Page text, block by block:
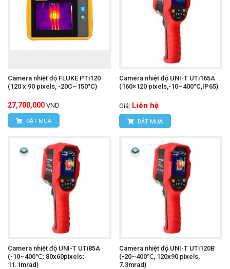
Camera nhiệt độ FLUKE PTi120
(120 x 90 pixels, -20C~150°C)
27,700,000 VND
ĐẶT MUA
Camera nhiệt độ UNI-T UTi165A
(160×120 pixels,-10~400°C,IP65)
Giá: Liên hệ
ĐẶT MUA
Camera nhiệt độ UNI-T UTi85A
(-10~400℃; 80x60pixels;
11.1mrad)
Camera nhiệt độ UNI-T UTi120B
(-20~400℃, 120x90 pixels,
7.3mrad)